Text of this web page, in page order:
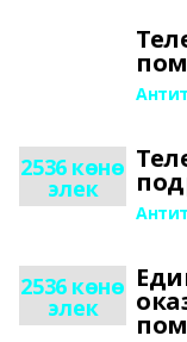
2536 көнө
элек
2536 көнө
элек